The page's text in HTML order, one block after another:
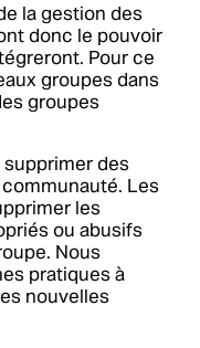
la gestion des
donc le pouvoir
Pour ce
groupes dans
groupes
des
Les
les
ou abusifs
Nous
pratiques à
nouvelles